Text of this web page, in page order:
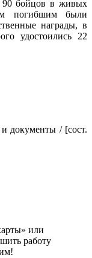
90 бойцов в живых
погибшим были
награды, в
удостоились 22
и документы / [сост.
или
работу